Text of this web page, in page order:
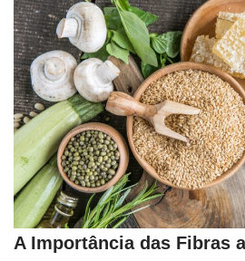
A Importância das Fibras